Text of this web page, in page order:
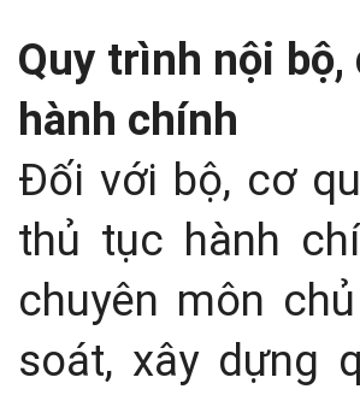
Quy trình nội
hành chính
Đối với bộ, cơ
thủ tục hành
chuyên môn
soát, xây dựng